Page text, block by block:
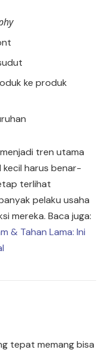
ke produk
tren utama
kecil harus benar-
terlihat
pelaku usaha
mereka. Baca juga:
& Tahan Lama: Ini
tepat memang bisa